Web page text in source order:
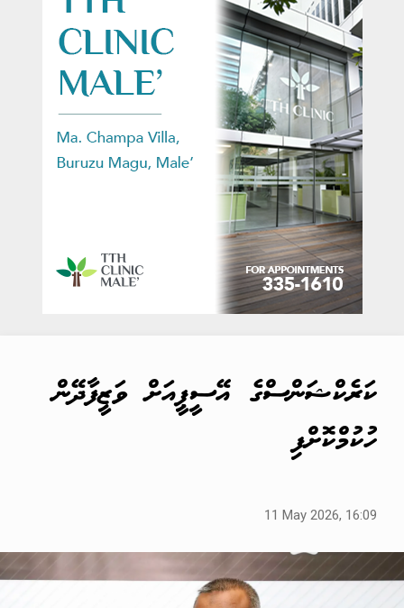
ކަރެކްޝަންސްގެ އޭސީޕީއަށް ވަޒީފާދޭން
ހުކުމްކޮށްފި
11 May 2026, 16:09